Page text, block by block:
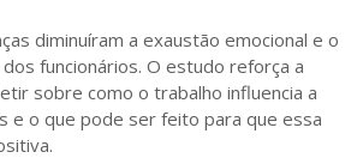
diminuíram a exaustão emocional e o
funcionários. O estudo reforça a
sobre como o trabalho influencia a
e o que pode ser feito para que essa